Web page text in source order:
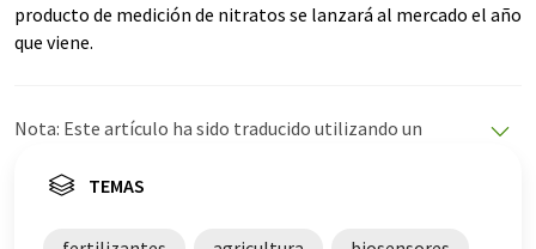
producto de medición de nitratos se lanzará al mercado el año
que viene.
Nota: Este artículo ha sido traducido utilizando un
ofrece estas traducciones automáticas para presentar
este artículo ha sido traducido con traducción
TEMAS